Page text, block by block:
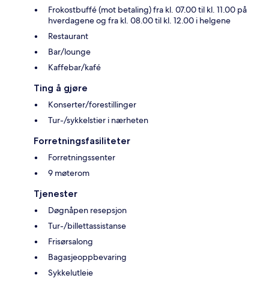
Frokostbuffé (mot betaling) fra kl. 07.00 til kl. 11.00 på
hverdagene og fra kl. 08.00 til kl. 12.00 i helgene
Restaurant
Bar/lounge
Kaffebar/kafé
Ting å gjøre
Konserter/forestillinger
Tur-/sykkelstier i nærheten
Forretningsfasiliteter
Forretningssenter
9 møterom
Tjenester
Døgnåpen resepsjon
Tur-/billettassistanse
Frisørsalong
Bagasjeoppbevaring
Sykkelutleie